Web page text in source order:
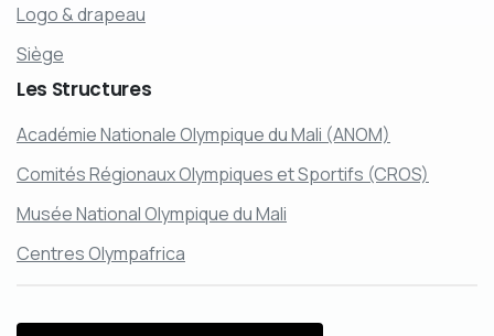
Logo & drapeau
Siège
Les Structures
Académie Nationale Olympique du Mali (ANOM)
Comités Régionaux Olympiques et Sportifs (CROS)
Musée National Olympique du Mali
Centres Olympafrica